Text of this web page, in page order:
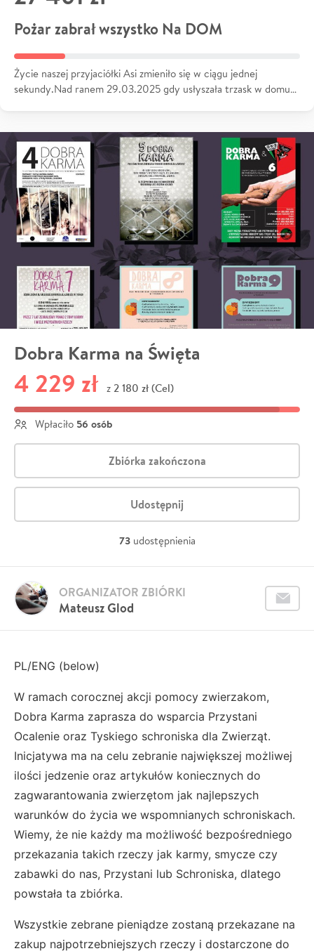
Pożar zabrał wszystko Na DOM
Życie naszej przyjaciółki Asi zmieniło się w ciągu jednej
sekundy.Nad ranem 29.03.2025 gdy usłyszała trzask w domu…
Dobra Karma na Święta
4 229 zł z 2 180 zł (Cel)
Wpłaciło 56 osób
Zbiórka zakończona
Udostępnij
73 udostępnienia
Mateusz Glod
ORGANIZATOR ZBIÓRKI
PL/ENG (below)
W ramach corocznej akcji pomocy zwierzakom,
Dobra Karma zaprasza do wsparcia Przystani
Ocalenie oraz Tyskiego schroniska dla Zwierząt.
Inicjatywa ma na celu zebranie największej możliwej
ilości jedzenie oraz artykułów koniecznych do
zagwarantowania zwierzętom jak najlepszych
warunków do życia we wspomnianych schroniskach.
Wiemy, że nie każdy ma możliwość bezpośredniego
przekazania takich rzeczy jak karmy, smycze czy
zabawki do nas, Przystani lub Schroniska, dlatego
powstała ta zbiórka.
Wszystkie zebrane pieniądze zostaną przekazane na
zakup najpotrzebniejszych rzeczy i dostarczone do